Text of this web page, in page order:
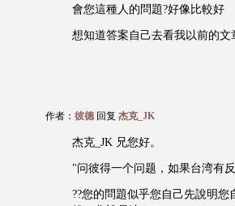
會您這種人的問題?好像比較好
想知道答案自己去看我以前的
作者： 彼德回复 杰克_JK
杰克_JK 兄您好。
"问彼得一个问题，如果台湾有
??您的問題似乎您自己先說明